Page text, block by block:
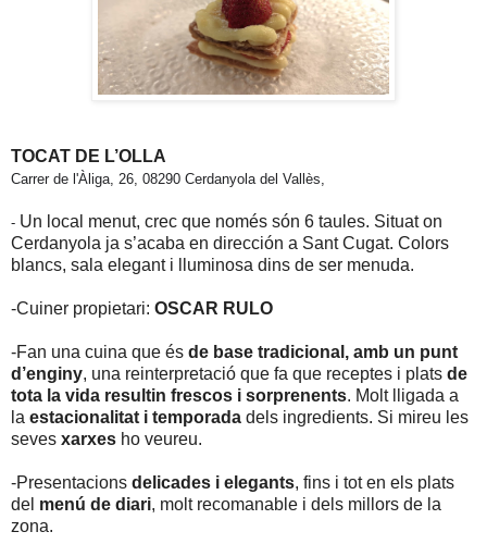
TOCAT DE L’OLLA
Carrer de l'Àliga, 26, 08290 Cerdanyola del Vallès,
- Un local menut, crec que només són 6 taules. Situat on
Cerdanyola ja s’acaba en dirección a Sant Cugat. Colors
blancs, sala elegant i lluminosa dins de ser menuda.
-Cuiner propietari: OSCAR RULO
-Fan una cuina que és de base tradicional, amb un punt
d’enginy, una reinterpretació que fa que receptes i plats de
tota la vida resultin frescos i sorprenents. Molt lligada a
la estacionalitat i temporada dels ingredients. Si mireu les
seves xarxes ho veureu.
-Presentacions delicades i elegants, fins i tot en els plats
del menú de diari, molt recomanable i dels millors de la
zona.